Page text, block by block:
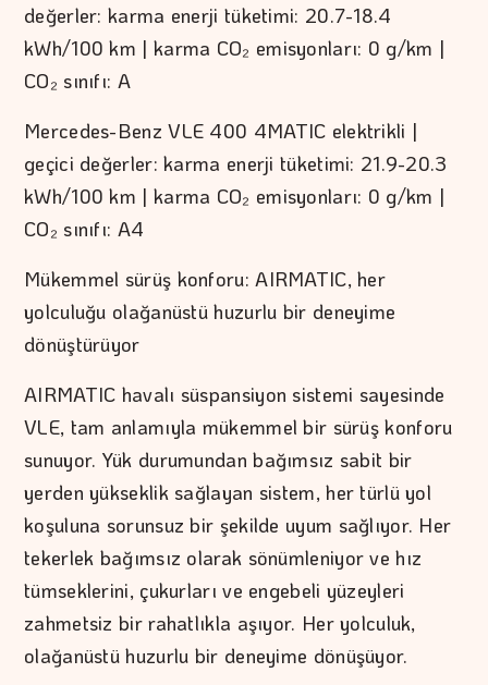
değerler: karma enerji tüketimi: 20.7-18.4
kWh/100 km | karma CO₂ emisyonları: 0 g/km |
CO₂ sınıfı: A
Mercedes-Benz VLE 400 4MATIC elektrikli |
geçici değerler: karma enerji tüketimi: 21.9-20.3
kWh/100 km | karma CO₂ emisyonları: 0 g/km |
CO₂ sınıfı: A4
Mükemmel sürüş konforu: AIRMATIC, her
yolculuğu olağanüstü huzurlu bir deneyime
dönüştürüyor
AIRMATIC havalı süspansiyon sistemi sayesinde
VLE, tam anlamıyla mükemmel bir sürüş konforu
sunuyor. Yük durumundan bağımsız sabit bir
yerden yükseklik sağlayan sistem, her türlü yol
koşuluna sorunsuz bir şekilde uyum sağlıyor. Her
tekerlek bağımsız olarak sönümleniyor ve hız
tümseklerini, çukurları ve engebeli yüzeyleri
zahmetsiz bir rahatlıkla aşıyor. Her yolculuk,
olağanüstü huzurlu bir deneyime dönüşüyor.